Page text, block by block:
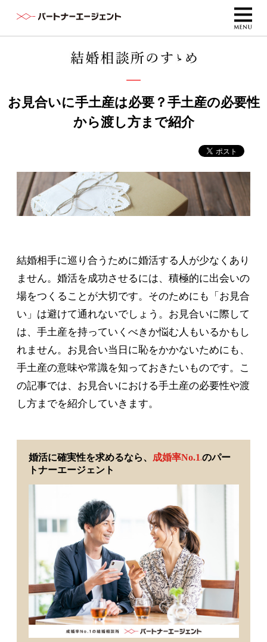
お見合いに手土産は必要？手土産の必要性
から渡し方まで紹介
結婚相手に巡り合うために婚活する人が少なくあり
ません。婚活を成功させるには、積極的に出会いの
場をつくることが大切です。そのためにも「お見合
い」は避けて通れないでしょう。お見合いに際して
は、手土産を持っていくべきか悩む人もいるかもし
れません。お見合い当日に恥をかかないためにも、
手土産の意味や常識を知っておきたいものです。こ
の記事では、お見合いにおける手土産の必要性や渡
し方までを紹介していきます。
婚活に確実性を求めるなら、 成婚率No.1 ※のパー
トナーエージェント